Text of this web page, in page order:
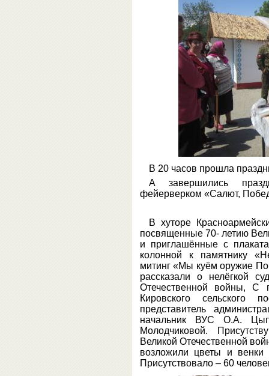
В 20 часов прошла
А завершились
фейерверком «Салют,
В хуторе
посвященные 70- летию
и приглашённые с
колонной к памятнику
митинг «Мы куём оружие
рассказали о нелёгкой
Отечественной войны, С
Кировского
представитель
начальник ВУС О.А.
Молодчиковой.
Великой Отечественной
возложили цветы и венки
Присутствовало – 60